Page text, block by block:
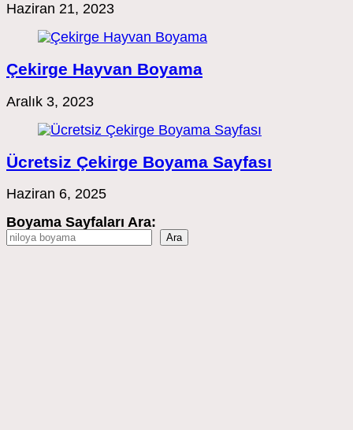
Haziran 21, 2023
Çekirge Hayvan Boyama
Aralık 3, 2023
Ücretsiz Çekirge Boyama Sayfası
Haziran 6, 2025
Boyama Sayfaları Ara:
Ara